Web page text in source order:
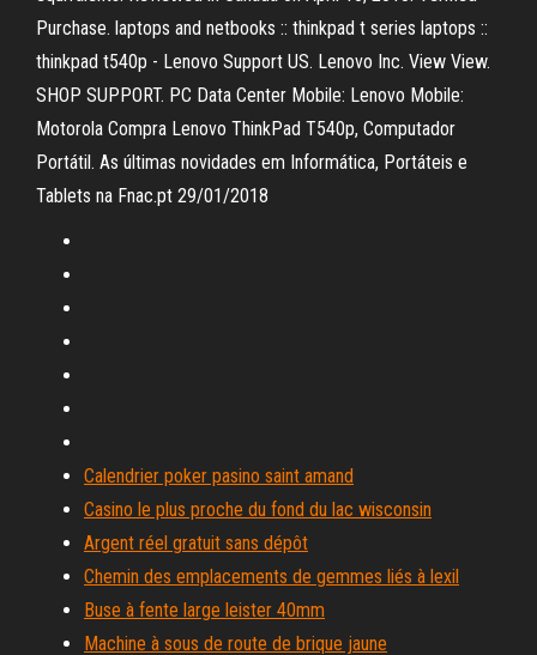
Purchase. laptops and netbooks :: thinkpad t series laptops ::
thinkpad t540p - Lenovo Support US. Lenovo Inc. View View.
SHOP SUPPORT. PC Data Center Mobile: Lenovo Mobile:
Motorola Compra Lenovo ThinkPad T540p, Computador
Portátil. As últimas novidades em Informática, Portáteis e
Tablets na Fnac.pt 29/01/2018
Calendrier poker pasino saint amand
Casino le plus proche du fond du lac wisconsin
Argent réel gratuit sans dépôt
Chemin des emplacements de gemmes liés à lexil
Buse à fente large leister 40mm
Machine à sous de route de brique jaune